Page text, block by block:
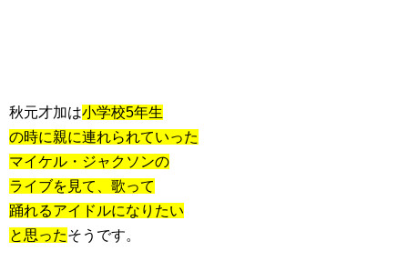
秋元才加は小学校5年生
の時に親に連れられていった
マイケル・ジャクソンの
ライブを見て、歌って
踊れるアイドルになりたい
と思ったそうです。